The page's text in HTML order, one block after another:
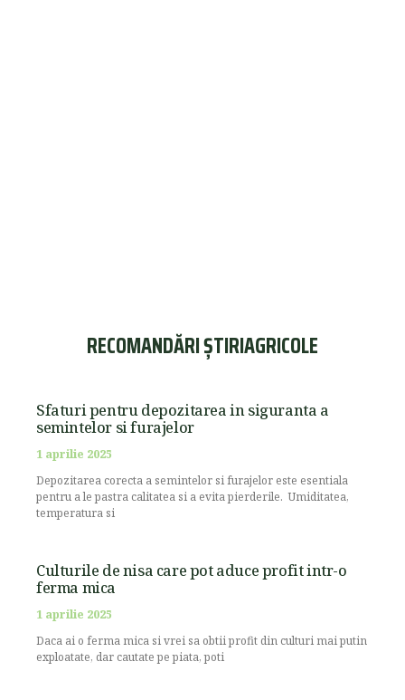
RECOMANDĂRI ȘTIRIAGRICOLE
Sfaturi pentru depozitarea in siguranta a
semintelor si furajelor
1 aprilie 2025
Depozitarea corecta a semintelor si furajelor este esentiala
pentru a le pastra calitatea si a evita pierderile. Umiditatea,
temperatura si
Culturile de nisa care pot aduce profit intr-o
ferma mica
1 aprilie 2025
Daca ai o ferma mica si vrei sa obtii profit din culturi mai putin
exploatate, dar cautate pe piata, poti